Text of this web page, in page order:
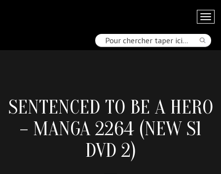
SENTENCED TO BE A HERO
– MANGA 2264 (NEW S1
DVD 2)